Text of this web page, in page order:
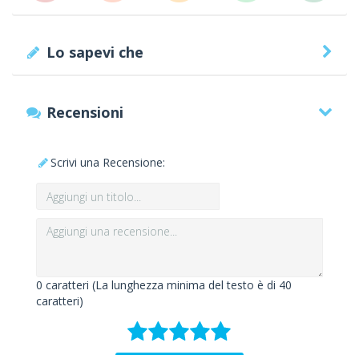
Lo sapevi che
Recensioni
Scrivi una Recensione:
0 caratteri (La lunghezza minima del testo è di 40
caratteri)